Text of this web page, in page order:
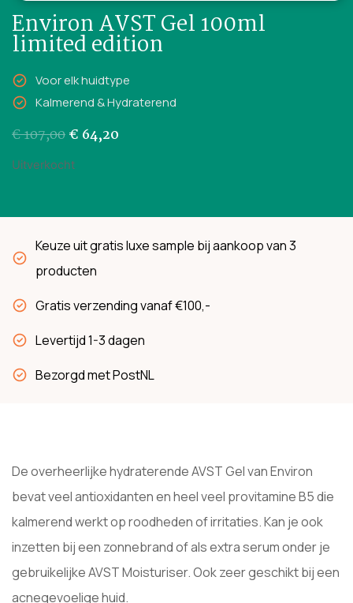
Environ AVST Gel 100ml
limited edition
Voor elk huidtype
Kalmerend & Hydraterend
€107,00€ 64,20
Uitverkocht
Keuze uit gratis luxe sample bij aankoop van 3
producten
Gratis verzending vanaf €100,-
Levertijd 1-3 dagen
Bezorgd met PostNL
De overheerlijke hydraterende AVST Gel van Environ
bevat veel antioxidanten en heel veel provitamine B5 die
kalmerend werkt op roodheden of irritaties. Kan je ook
inzetten bij een zonnebrand of als extra serum onder je
gebruikelijke AVST Moisturiser. Ook zeer geschikt bij een
acnegevoelige huid.